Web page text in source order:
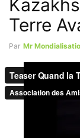
Terre
Par Mr